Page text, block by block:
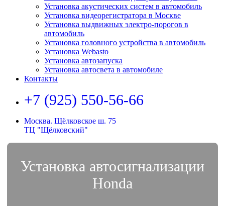
Установка акустических систем в автомобиль
Установка видеорегистратора в Москве
Установка выдвижных электро-порогов в
автомобиль
Установка головного устройства в автомобиль
Установка Webasto
Установка автозапуска
Установка автосвета в автомобиле
Контакты
+7 (925) 550-56-66
Москва. Щёлковское ш. 75
ТЦ "Щёлковский"
Установка автосигнализации
Honda